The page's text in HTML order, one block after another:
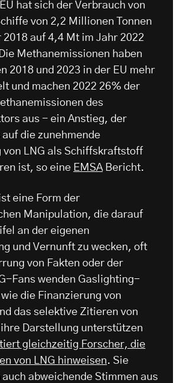
hat sich der Verbrauch von
von 2,2 Millionen Tonnen
auf 4,4 Mt im Jahr 2022
Methanemissionen haben
2018 und 2023 in der EU mehr
und machen 2022 26% der
des
aus - ein Anstieg, der
die zunehmende
von LNG als Schiffskraftstoff
ist, so eine EMSABericht.
eine Form der
Manipulation, die darauf
an der eigenen
und Vernunft zu wecken, oft
von Fakten oder der
Fans wenden Gaslighting-
wie die Finanzierung von
das selektive Zitieren von
Darstellung unterstützen
gleichzeitig Forscher, die
von LNG hinweisen. Sie
abweichende Stimmen aus